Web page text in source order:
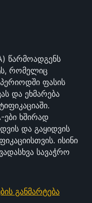
წარმოადგენს
რომელიც
ფასის
და ეხმარება
ხშირად
და გაყიდვის
ისინი
სავაჭრო
განმარტება